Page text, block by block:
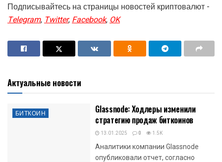
Подписывайтесь на страницы новостей криптовалют -
Telegram, Twitter, Facebook, OK
Актуальные новости
БИТКОИН
Glassnode: Ходлеры изменили
стратегию продаж биткоинов
13.01.2025 0 1.5K
Аналитики компании Glassnode
опубликовали отчет, согласно